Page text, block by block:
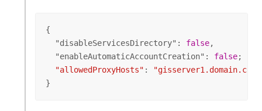
{
  "
disableServicesDirectory": false,
  "
enableAutomaticAccountCreation": false;
"allowedProxyHosts" :